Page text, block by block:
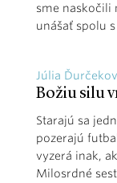
sme naskočili
unášať spolu
Júlia
Božiu silu
Starajú sa
pozerajú
vyzerá inak,
Milosrdné